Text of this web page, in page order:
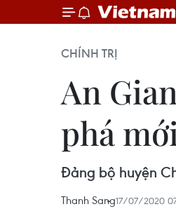
CHÍNH TRỊ
An
phá
Đảng bộ huyện
Thanh Sang17/07/2020